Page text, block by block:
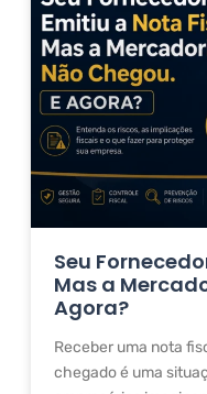
Seu
Mas a
Agora?
Receber uma nota
chegado é uma